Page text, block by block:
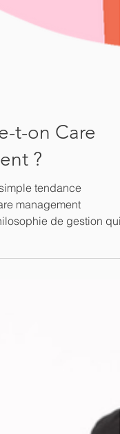
t-on Care
?
tendance